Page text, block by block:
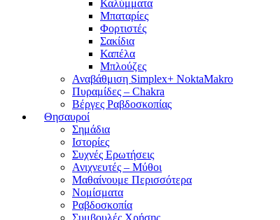
Καλύμματα
Μπαταρίες
Φορτιστές
Σακίδια
Καπέλα
Μπλούζες
Αναβάθμιση Simplex+ NoktaMakro
Πυραμίδες – Chakra
Βέργες Ραβδοσκοπίας
Θησαυροί
Σημάδια
Ιστορίες
Συχνές Ερωτήσεις
Ανιχνευτές – Μύθοι
Μαθαίνουμε Περισσότερα
Νομίσματα
Ραβδοσκοπία
Συμβουλές Χρήσης